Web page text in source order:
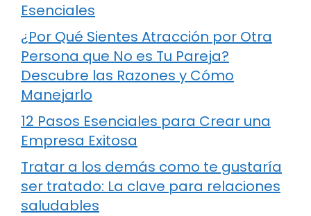
Esenciales
¿Por Qué Sientes Atracción por Otra
Persona que No es Tu Pareja?
Descubre las Razones y Cómo
Manejarlo
12 Pasos Esenciales para Crear una
Empresa Exitosa
Tratar a los demás como te gustaría
ser tratado: La clave para relaciones
saludables